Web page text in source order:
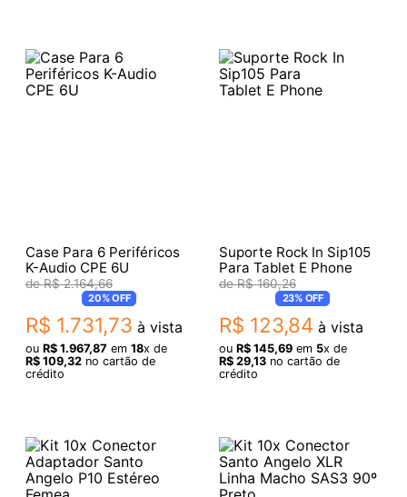
Case Para 6 Periféricos
K-Audio CPE 6U
R$ 2.164,66
20%OFF
R$ 1.731,73 à vista
ou R$ 1.967,87 em 18x de
R$ 109,32no cartão de
crédito
Suporte Rock In Sip105
Para Tablet E Phone
R$ 160,26
23%OFF
R$ 123,84 à vista
ou R$ 145,69em 5x de
R$ 29,13no cartão de
crédito